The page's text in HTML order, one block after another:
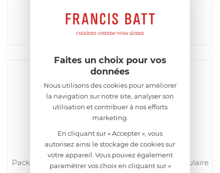
5 990,00 €
BIG GREEN EGG
Pack 2XLARGE avec l'Egg 2XLarge, la table modulaire
Faites un choix pour vos
données
Nous utilisons des cookies pour améliorer
la navigation sur notre site, analyser son
utilisation et contribuer à nos efforts
marketing.
En cliquant sur « Accepter », vous
autorisez ainsi le stockage de cookies sur
votre appareil. Vous pouvez également
paramétrer vos choix en cliquant sur «